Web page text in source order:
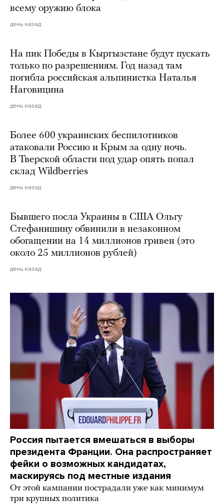
всему оружию блока
день назад
На пик Победы в Кыргызстане будут пускать
только по разрешениям. Год назад там
погибла российская альпинистка Наталья
Наговицина
день назад
Более 600 украинских беспилотников
атаковали Россию и Крым за одну ночь.
В Тверской области под удар опять попал
склад Wildberries
день назад
Бывшего посла Украины в США Ольгу
Стефанишину обвинили в незаконном
обогащении на 14 миллионов гривен (это
около 25 миллионов рублей)
день назад
Россия пытается вмешаться в выборы
президента Франции. Она распространяет
фейки о возможных кандидатах,
маскируясь под местные издания
От этой кампании пострадали уже как минимум
три крупных политика